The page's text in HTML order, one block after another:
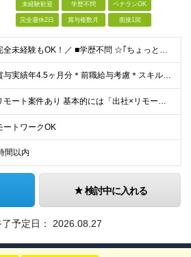
未経験歓迎 学歴不問 ベテランOK
完全週休2日 賞与複数月 面接1回
＼完全未経験もOK！／ ■学歴不問 ☆｢ちょっと話を聞いてみたい｣という方へ！ カジュアル面談も実施しておりますので、 お気軽にご相談くださいね♪ 【こんな方にオススメ！】 ★福岡で働きたい方 ★
《賞与実績年4.5ヶ月分＊前職給与考慮＊スキルに応じて月給40万円も可＊引越し代や入社前準備金補助》 月給24万5000円～40万円＋賞与年2回＋各種手当 ※給与は経験、スキルを考慮した上で決定します
☆リモート案件あり 基本的には「出社×リモート」のハイブリットで、 プライベートの予定などに合わせて柔軟に調整可能。 中には週に1回しか現場に行かない案件も！ ※離れていてもSlackを利用してコミュ
ートワークOK
間以内
検討中に入れる
予定日： 2026.08.27